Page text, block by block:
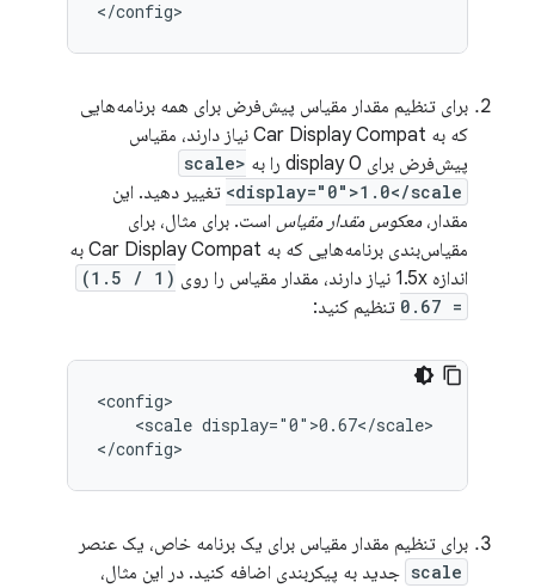
برای تنظیم مقدار مقیاس پیش‌فرض برای همه برنامه‌هایی
که به Car Display Compat نیاز دارند، مقیاس
پیش‌فرض برای display 0 را به
<scale
display="0">1.0</scale>
تغییر دهید. این
مقدار، معکوس مقدار مقیاس است. برای مثال، برای
مقیاس‌بندی برنامه‌هایی که به Car Display Compat به
اندازه 1.5x نیاز دارند، مقدار مقیاس را روی
(1 / 1.5)
= 0.67
تنظیم کنید:
<scale display="0">0.67</scale>
برای تنظیم مقدار مقیاس برای یک برنامه خاص، یک عنصر
scale جدید به پیکربندی اضافه کنید. در این مثال،